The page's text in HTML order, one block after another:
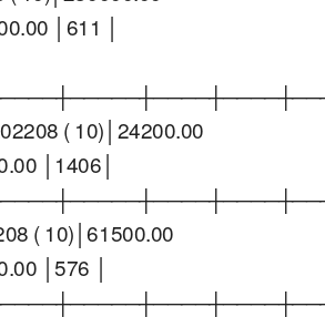
│611 │
( 10)│24200.00
│1406│
( 10)│61500.00
│576 │